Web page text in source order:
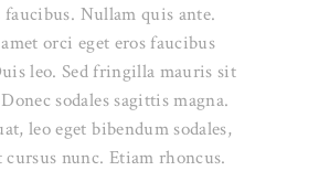
faucibus. Nullam quis ante.
orci eget eros faucibus
leo. Sed fringilla mauris sit
sodales sagittis magna.
leo eget bibendum sodales,
cursus nunc. Etiam rhoncus.